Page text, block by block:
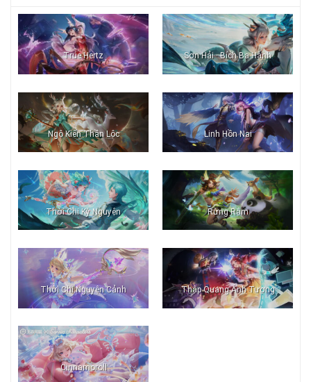
True Hertz Sơn Hải · Bích Ba Hành
Ngộ Kiến Thần Lộc Linh Hồn Nai
Thời Chi Kỳ Nguyện Rừng Rậm
Thời Chi Nguyện Cảnh Thập Quang Ánh Tượng
Cinnamoroll